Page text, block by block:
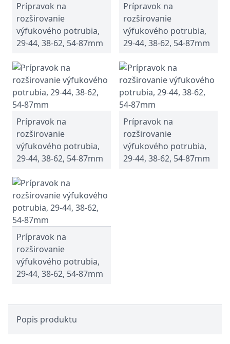
Prípravok na
rozširovanie
výfukového potrubia,
29-44, 38-62, 54-87mm
Prípravok na
rozširovanie
výfukového potrubia,
29-44, 38-62, 54-87mm
Prípravok na
rozširovanie
výfukového potrubia,
29-44, 38-62, 54-87mm
Prípravok na
rozširovanie
výfukového potrubia,
29-44, 38-62, 54-87mm
Prípravok na
rozširovanie
výfukového potrubia,
29-44, 38-62, 54-87mm
Popis produktu